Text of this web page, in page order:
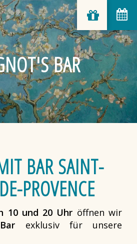
BAR
BAR SAINT-
PROVENCE
10 und 20 Uhr öffnen wir
exklusiv für unsere